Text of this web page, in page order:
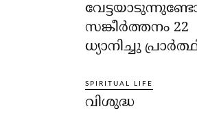
സങ്കീര്‍ത്തനം 22
ധ്യാനിച്ചു
SPIRITUAL LIFE
വിശുദ്ധ